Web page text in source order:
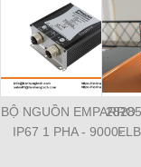
BỘ NGUỒN EMPARRO
IP67 1 PHA - 9000-